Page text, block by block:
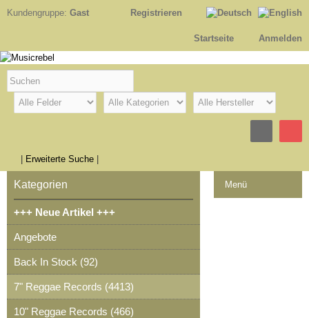
Kundengruppe: Gast Registrieren
Anmelden
Startseite
Erweiterte Suche
Menü
Kategorien
+++ Neue Artikel +++
Angebote
Back In Stock (92)
7" Reggae Records (4413)
10" Reggae Records (466)